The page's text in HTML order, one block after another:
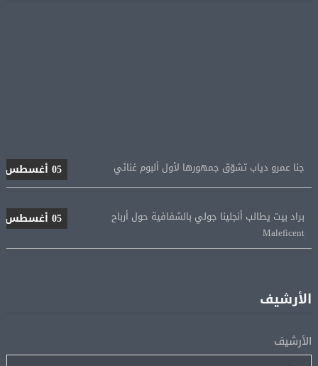
براد بيت يطالب أنجلينا جولي بالشفافية حول أرباح
Maleficent
منتخب مصر للكرة النسائية يخوض الليلة مباراة وداع أمم
لإتمام انتقاله إلى طرابزون سبور
الأرشيف
الأرشيف